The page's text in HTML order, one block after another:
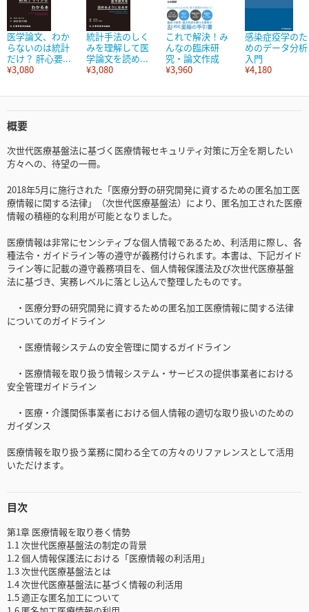
医学論文、わか
らないのは統計
だけ？ 肝心要...
¥3,080
統計手法のしく
みを理解して医
学論文を読め...
¥3,080
これで解決！み
んなの臨床研
究・論文作成
¥3,960
感染症疫学のた
めのデータ分析
入門
¥4,180
概要
次世代医療基盤法に基づく医療情報セキュリティ対策に万全を期したい
方々への、待望の一冊。
2018年5月に施行された「医療分野の研究開発に資するための匿名加工医
療情報に関する法律」（次世代医療基盤法）により、匿名加工された医療
情報の積極的な利用が可能となりました。
医療情報は非常にセンシティブな個人情報であるため、利活用に際し、各
種法令・ガイドライン等の遵守が義務付けられます。本書は、下記ガイド
ライン等に記載の遵守義務項目を、個人情報保護法及び次世代医療基盤
法に基づき、実務レベルに落とし込んで整理したものです。
・医療分野の研究開発に資するための匿名加工医療情報に関する法律
についてのガイドライン
・医療情報システムの安全管理に関するガイドライン
・医療情報を取り扱う情報システム・サービスの提供事業者における
安全管理ガイドライン
・医療・介護関係事業者における個人情報の適切な取り扱いのための
ガイダンス
医療情報を取り扱う業務に関わる全ての方々のリファレンスとして活用
いただけます。
目次
第1章 医療情報を取り巻く情勢
1.1 次世代医療基盤法の制定の背景
1.2 個人情報保護法における「医療情報の利活用」
1.3 次世代医療基盤法とは
1.4 次世代医療基盤法に基づく情報の利活用
1.5 適正な匿名加工について